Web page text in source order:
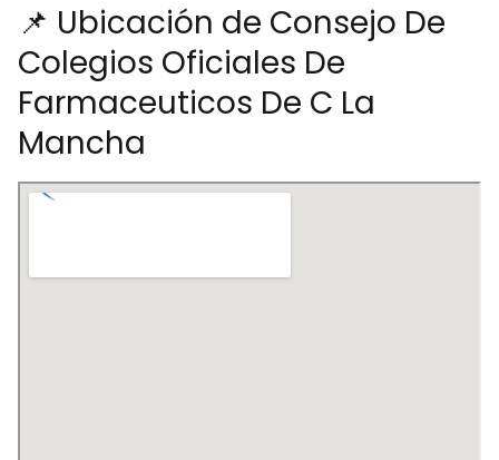
📌 Ubicación de Consejo De
Colegios Oficiales De
Farmaceuticos De C La
Mancha